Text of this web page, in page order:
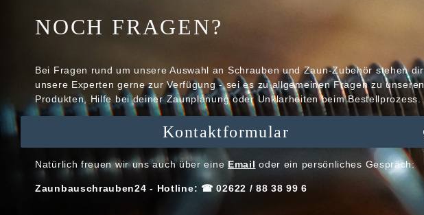
NOCH FRAGEN?
Bei Fragen rund um unsere Auswahl an Schrauben und Zaun-Zubehör stehen dir
unsere Experten gerne zur Verfügung - sei es zu allgemeinen Fragen zu unseren
Produkten, Hilfe bei deiner Zaunplanung oder Unklarheiten beim Bestellprozess.
Kontaktformular
Natürlich freuen wir uns auch über eine Email oder ein persönliches Gespräch:
Zaunbauschrauben24 - Hotline: ☎ 02622 / 88 38 99 6